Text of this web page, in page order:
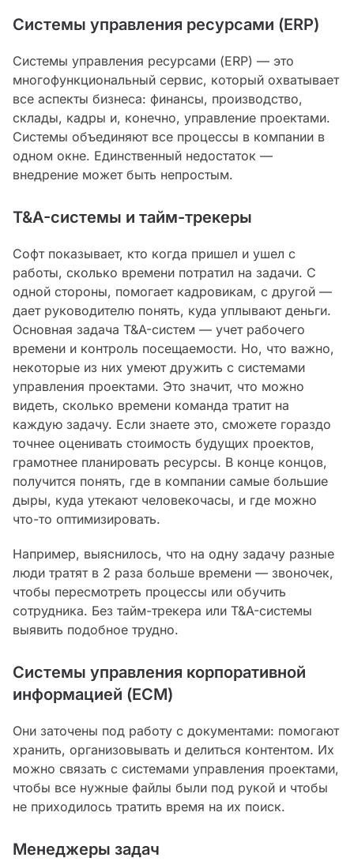
Системы управления ресурсами (ERP)
Системы управления ресурсами (ERP) — это
многофункциональный сервис, который охватывает
все аспекты бизнеса: финансы, производство,
склады, кадры и, конечно, управление проектами.
Системы объединяют все процессы в компании в
одном окне. Единственный недостаток —
внедрение может быть непростым.
T&A-системы и тайм-трекеры
Софт показывает, кто когда пришел и ушел с
работы, сколько времени потратил на задачи. С
одной стороны, помогает кадровикам, с другой —
дает руководителю понять, куда уплывают деньги.
Основная задача T&A-систем — учет рабочего
времени и контроль посещаемости. Но, что важно,
некоторые из них умеют дружить с системами
управления проектами. Это значит, что можно
видеть, сколько времени команда тратит на
каждую задачу. Если знаете это, сможете гораздо
точнее оценивать стоимость будущих проектов,
грамотнее планировать ресурсы. В конце концов,
получится понять, где в компании самые большие
дыры, куда утекают человекочасы, и где можно
что-то оптимизировать.
Например, выяснилось, что на одну задачу разные
люди тратят в 2 раза больше времени — звоночек,
чтобы пересмотреть процессы или обучить
сотрудника. Без тайм-трекера или T&A-системы
выявить подобное трудно.
Системы управления корпоративной
информацией (ECM)
Они заточены под работу с документами: помогают
хранить, организовывать и делиться контентом. Их
можно связать с системами управления проектами,
чтобы все нужные файлы были под рукой и чтобы
не приходилось тратить время на их поиск.
Менеджеры задач